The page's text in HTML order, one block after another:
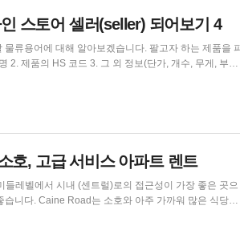
스토어 셀러(seller) 되어보기 4
알아보겠습니다. 팔고자 하는 제품을 파
호, 고급 서비스 아파트 렌트
많은 식당과
가장 인기 있는 거주지 중의 하나입니다. 센트럴